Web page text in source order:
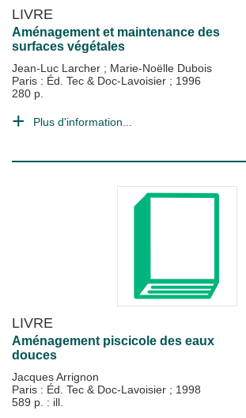
LIVRE
Aménagement et maintenance des
surfaces végétales
Jean-Luc Larcher ; Marie-Noëlle Dubois
Paris : Éd. Tec & Doc-Lavoisier ; 1996
280 p.
Plus d'information...
LIVRE
Aménagement piscicole des eaux
douces
Jacques Arrignon
Paris : Éd. Tec & Doc-Lavoisier ; 1998
589 p. : ill.